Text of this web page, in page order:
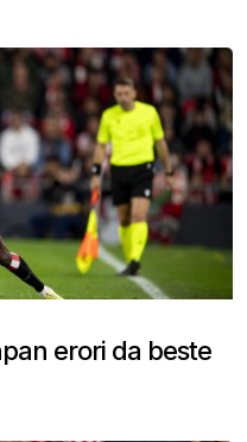
erori da beste